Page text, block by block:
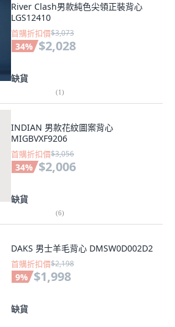
River Clash男款純色尖領正裝背心
LGS12410
首購折扣價$3,073
34% $2,028
缺貨
(1)
INDIAN 男款花紋圖案背心
MIGBVXF9206
首購折扣價$3,056
34% $2,006
缺貨
(6)
DAKS 男士羊毛背心 DMSW0D002D2
首購折扣價$2,198
9% $1,998
缺貨